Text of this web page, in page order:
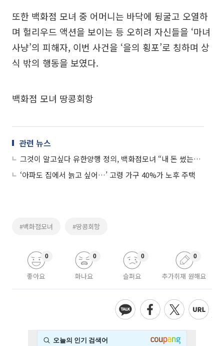
또한 백화점 모녀 중 어머니는 바닥에 뒹굴고 오열하
며 헐리우드 액션을 보이는 등 오히려 자신들을 ‘마녀
사냥’의 피해자, 이번 사건을 ‘을의 횡포’로 칭하며 상
식 밖의 행동을 보였다.
백화점 모녀 땅콩회항
관련 뉴스
그것이 알고싶다 유한양행 정의, 백화점모녀 “내 돈 썼는데”ㆍ대한항공 “내가 누군데, 이XX야”
‘아파도 집에서 늙고 싶어…’ 고령 가구 40%가 노후 주택
#백화점모녀 #땅콩회항
좋아요
0
화나요
0
슬퍼요
0
추가취재 원해요
0